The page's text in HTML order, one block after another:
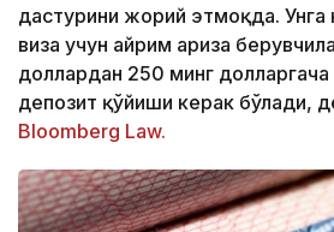
дастурини жорий этмоқда. Унга
виза учун айрим ариза
доллардан 250 минг
депозит қўйиши керак бўлади,
Bloomberg Law.